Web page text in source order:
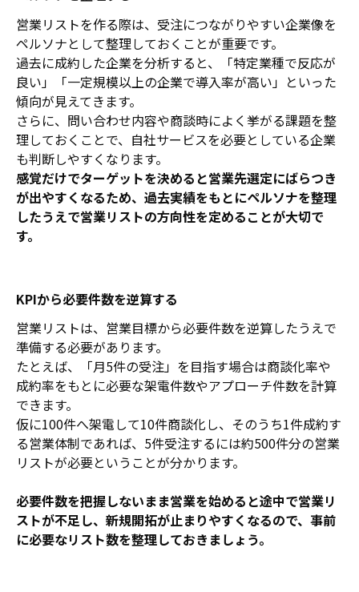
営業リストを作る際は、受注につながりやすい企業像を
ペルソナとして整理しておくことが重要です。
過去に成約した企業を分析すると、「特定業種で反応が
良い」「一定規模以上の企業で導入率が高い」といった
傾向が見えてきます。
さらに、問い合わせ内容や商談時によく挙がる課題を整
理しておくことで、自社サービスを必要としている企業
も判断しやすくなります。
感覚だけでターゲットを決めると営業先選定にばらつき
が出やすくなるため、過去実績をもとにペルソナを整理
したうえで営業リストの方向性を定めることが大切で
す。
KPIから必要件数を逆算する
営業リストは、営業目標から必要件数を逆算したうえで
準備する必要があります。
たとえば、「月5件の受注」を目指す場合は商談化率や
成約率をもとに必要な架電件数やアプローチ件数を計算
できます。
仮に100件へ架電して10件商談化し、そのうち1件成約す
る営業体制であれば、5件受注するには約500件分の営業
リストが必要ということが分かります。
必要件数を把握しないまま営業を始めると途中で営業リ
ストが不足し、新規開拓が止まりやすくなるので、事前
に必要なリスト数を整理しておきましょう。